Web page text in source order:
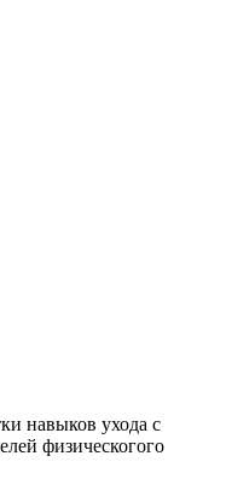
навыков ухода с
физическогого